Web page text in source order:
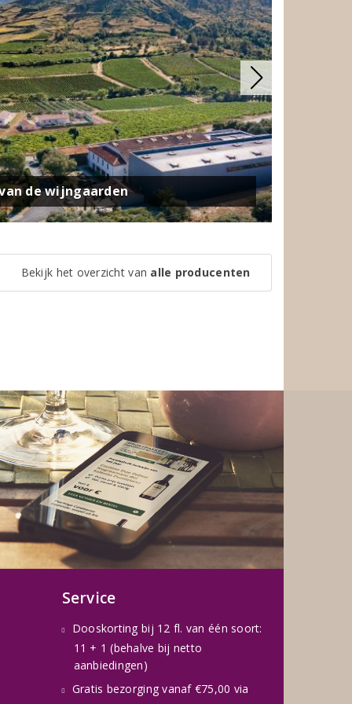
de wijngaarden
Bekijk het overzicht van alle producenten
Service
Dooskorting bij 12 fl. van één soort:
11 + 1 (behalve bij netto
aanbiedingen)
Gratis bezorging vanaf €75,00 via